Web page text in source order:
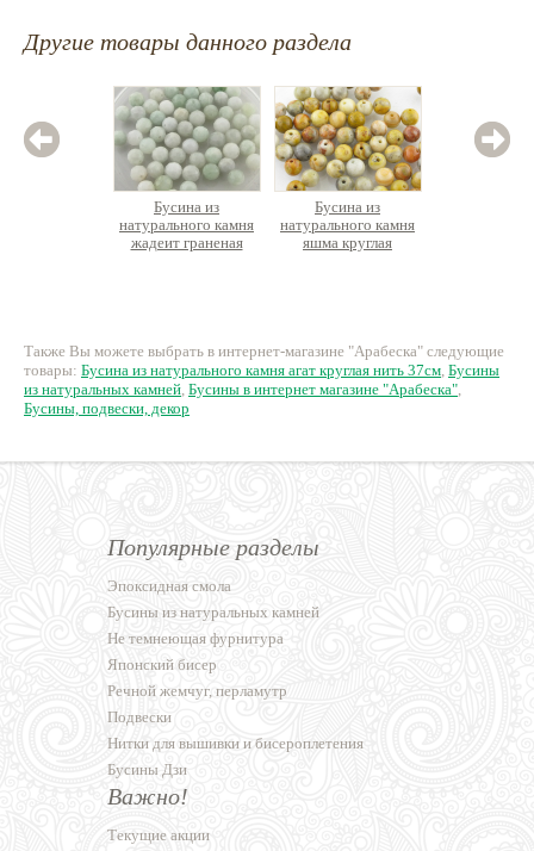
Другие товары данного раздела
Бусина из
натурального камня
жадеит граненая
Бусина из
натурального камня
яшма круглая
Также Вы можете выбрать в интернет-магазине "Арабеска" следующие
товары: Бусина из натурального камня агат круглая нить 37см, Бусины
из натуральных камней, Бусины в интернет магазине "Арабеска",
Бусины, подвески, декор
Популярные разделы
Эпоксидная смола
Бусины из натуральных камней
Не темнеющая фурнитура
Японский бисер
Речной жемчуг, перламутр
Подвески
Нитки для вышивки и бисероплетения
Бусины Дзи
Важно!
Текущие акции